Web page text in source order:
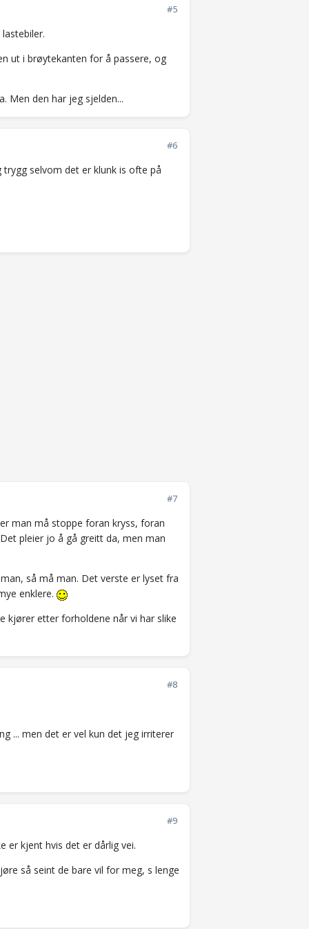
#5
ut i brøytekanten for å passere, og
Men den har jeg sjelden...
#6
selvom det er klunk is ofte på
#7
man må stoppe foran kryss, foran
pleier jo å gå greitt da, men man
så må man. Det verste er lyset fra
enklere.
kjører etter forholdene når vi har slike
#8
... men det er vel kun det jeg irriterer
#9
er kjent hvis det er dårlig vei.
så seint de bare vil for meg, s lenge